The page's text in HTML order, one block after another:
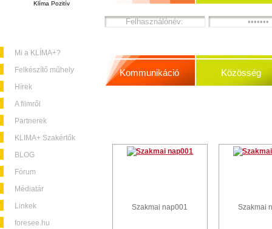
Klíma Pozitív
Mi a KLÍMA+?
Felkészítő műhely
Hírek
A filmről
Partnerek
KLIMA+ Szakértők
BLOG
Fórum
Médiatár
Linkek
foresee.hu
Kommunikáció Közösség
Szakmai nap001 Szakmai